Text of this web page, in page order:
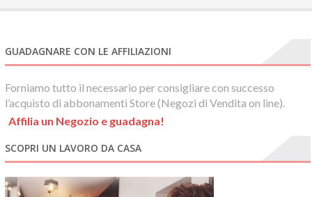
GUADAGNARE CON LE AFFILIAZIONI
Forniamo tutto il necessario per consigliare con successo
l’acquisto di abbonamenti Store (Negozi di Vendita on line).
Affilia un Negozio e guadagna!
SCOPRI UN LAVORO DA CASA